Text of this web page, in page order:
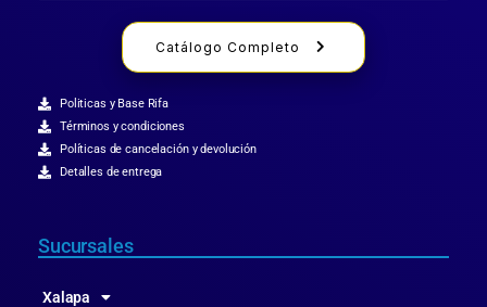
Catálogo Completo
Politicas y Base Rifa
Términos y condiciones
Políticas de cancelación y devolución
Detalles de entrega
Sucursales
Xalapa